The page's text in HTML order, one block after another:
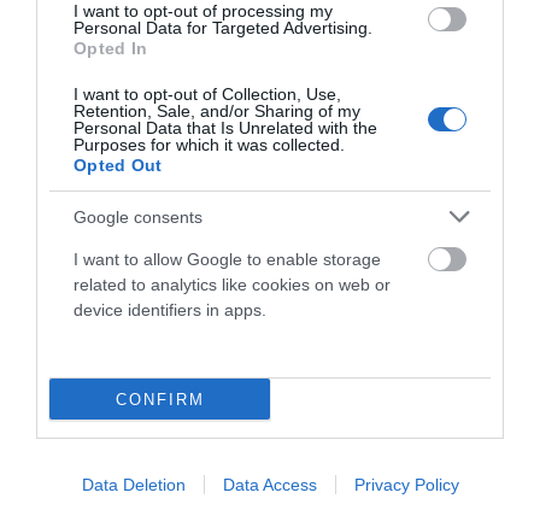
I want to opt-out of processing my
Personal Data for Targeted Advertising.
Opted In
I want to opt-out of Collection, Use,
Retention, Sale, and/or Sharing of my
Personal Data that Is Unrelated with the
Purposes for which it was collected.
Opted Out
Google consents
I want to allow Google to enable storage
related to analytics like cookies on web or
device identifiers in apps.
CONFIRM
Data Deletion Data Access Privacy Policy
TAMUSIA BIKE LOOP RACE 2026 ABRIÓ LA COPA
DE ESPAÑA GRAVEL 2026 EN TORREORGAZ
La Tamusia Bike Loop Race inauguró la Copa de España
Gravel 2026 en Torreorgaz con gran participación y
espectáculo...